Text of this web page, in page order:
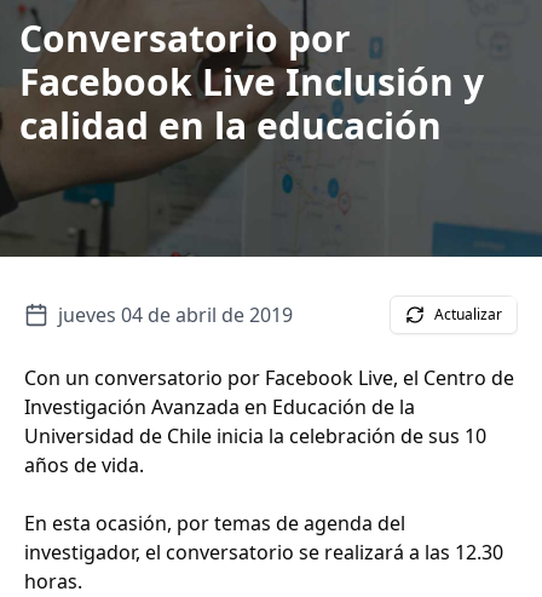
Conversatorio por
Facebook Live Inclusión y
calidad en la educación
jueves 04 de abril de 2019 Actualizar
Con un conversatorio por Facebook Live, el Centro de
Investigación Avanzada en Educación de la
Universidad de Chile inicia la celebración de sus 10
años de vida.
En esta ocasión, por temas de agenda del
investigador, el conversatorio se realizará a las 12.30
horas.